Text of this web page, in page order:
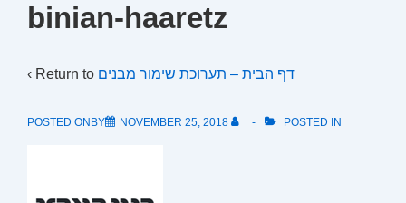
binian-haaretz
‹ Return to דף הבית – תערוכת שימור מבנים
POSTED ONBY NOVEMBER 25, 2018 POSTED IN